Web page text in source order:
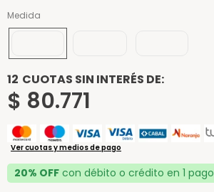
Medida
12 CUOTAS SIN INTERÉS DE:
$ 80.771
Ver cuotas y medios de pago
20% OFF con débito o crédito en 1 pago